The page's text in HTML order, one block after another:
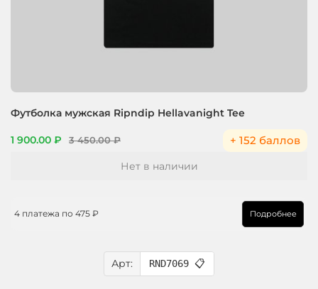
Футболка мужская Ripndip Hellavanight Tee
1 900.00 ₽ 3 450.00 ₽ + 152 баллов
Арт: RND7069 📋
Нет в наличии
4 платежа по 475 ₽ Подробнее